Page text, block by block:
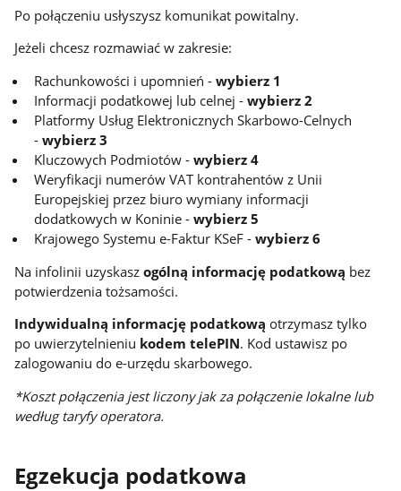
Po połączeniu usłyszysz komunikat powitalny.
Jeżeli chcesz rozmawiać w zakresie:
Rachunkowości i upomnień -wybierz 1
Informacji podatkowej lub celnej -wybierz 2
Platformy Usług Elektronicznych Skarbowo-Celnych
-wybierz 3
Kluczowych Podmiotów -wybierz 4
Weryfikacji numerów VAT kontrahentów z Unii
Europejskiej przez biuro wymiany informacji
dodatkowych w Koninie -wybierz 5
Krajowego Systemu e-Faktur KSeF -wybierz 6
Na infolinii uzyskaszogólną informację podatkową bez
potwierdzenia tożsamości.
Indywidualną informację podatkowąotrzymasz tylko
po uwierzytelnieniu kodem telePIN. Kod ustawisz po
zalogowaniu do e-urzędu skarbowego.
*Koszt połączenia jest liczony jak za połączenie lokalne lub
według taryfy operatora.
Egzekucja podatkowa